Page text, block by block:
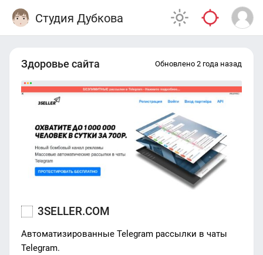
Студия Дубкова
Здоровье сайта Обновлено 2 года назад
3SELLER.COM
Автоматизированные Telegram рассылки в чаты
Telegram.